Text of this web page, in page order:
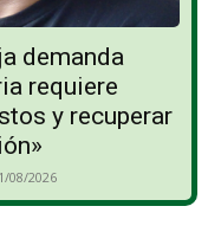
demanda
requiere
y recuperar
08/2026